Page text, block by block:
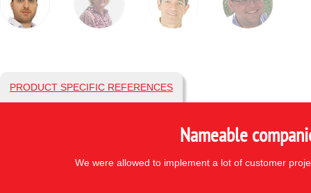
PRODUCT SPECIFIC REFERENCES
Nameable
We were allowed to implement a lot of customer